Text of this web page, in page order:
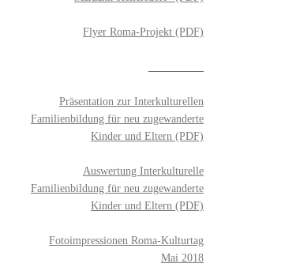
Flyer Roma-Projekt (PDF)
Präsentation zur Interkulturellen
Familienbildung für neu zugewanderte
Kinder und Eltern (PDF)
Auswertung Interkulturelle
Familienbildung für neu zugewanderte
Kinder und Eltern (PDF)
Fotoimpressionen Roma-Kulturtag
Mai 2018